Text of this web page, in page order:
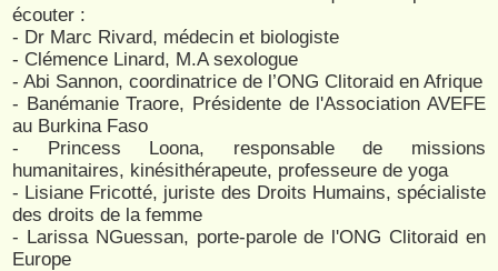
écouter :
- Dr Marc Rivard, médecin et biologiste
- Clémence Linard, M.A sexologue
- Abi Sannon, coordinatrice de l’ONG Clitoraid en Afrique
- Banémanie Traore, Présidente de l'Association AVEFE
au Burkina Faso
- Princess Loona, responsable de missions
humanitaires, kinésithérapeute, professeure de yoga
- Lisiane Fricotté, juriste des Droits Humains, spécialiste
des droits de la femme
- Larissa NGuessan, porte-parole de l'ONG Clitoraid en
Europe